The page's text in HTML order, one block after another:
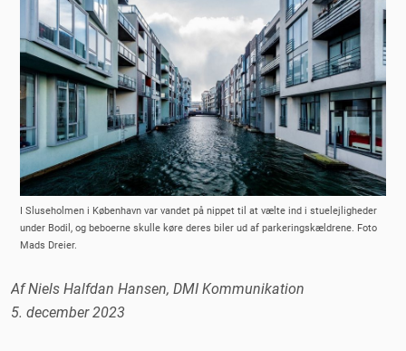
I Sluseholmen i København var vandet på nippet til at vælte ind i stuelejligheder
under Bodil, og beboerne skulle køre deres biler ud af parkeringskældrene. Foto
Mads Dreier.
Af Niels Halfdan Hansen, DMI Kommunikation
5. december 2023